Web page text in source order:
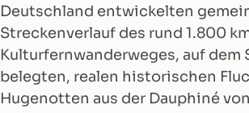
Deutschland entwickelten
Streckenverlauf des rund 1.800
Kulturfernwanderweges, auf dem
belegten, realen historischen
Hugenotten aus der Dauphiné